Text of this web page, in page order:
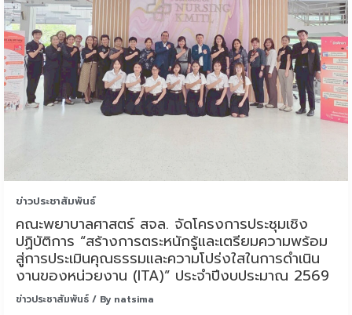
ข่าวประชาสัมพันธ์
คณะพยาบาลศาสตร์ สจล. จัดโครงการประชุมเชิง
ปฏิบัติการ “สร้างการตระหนักรู้และเตรียมความพร้อม
สู่การประเมินคุณธรรมและความโปร่งใสในการดำเนิน
งานของหน่วยงาน (ITA)” ประจำปีงบประมาณ 2569
ข่าวประชาสัมพันธ์ / By natsima